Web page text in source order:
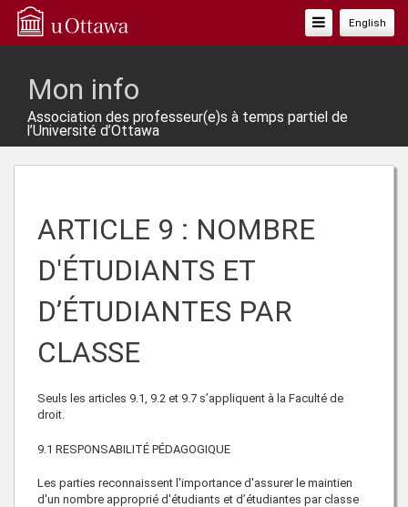
English
Basculer
La
Mon info
Association des professeur(e)s à temps partiel de
l’Université d’Ottawa
ARTICLE 9 : NOMBRE
D'ÉTUDIANTS ET
D’ÉTUDIANTES PAR
CLASSE
Seuls les articles 9.1, 9.2 et 9.7 s’appliquent à la Faculté de
droit.
9.1 RESPONSABILITÉ PÉDAGOGIQUE
Les parties reconnaissent l'importance d'assurer le maintien
d'un nombre approprié d'étudiants et d’étudiantes par classe